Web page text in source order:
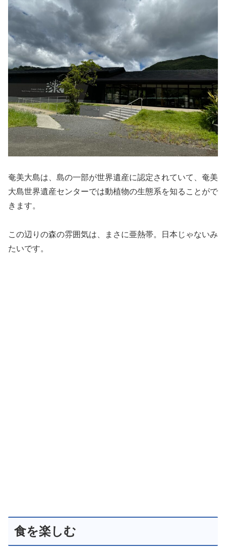
奄美大島は、島の一部が世界遺産に認定されていて、奄美
大島世界遺産センターでは動植物の生態系を知ることがで
きます。
この辺りの森の雰囲気は、まさに亜熱帯。日本じゃないみ
たいです。
食を楽しむ